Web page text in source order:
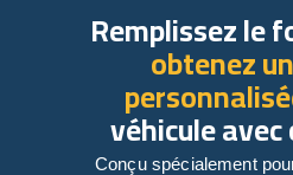
Remplissez le
obtenez
véhicule
Conçu spécialement